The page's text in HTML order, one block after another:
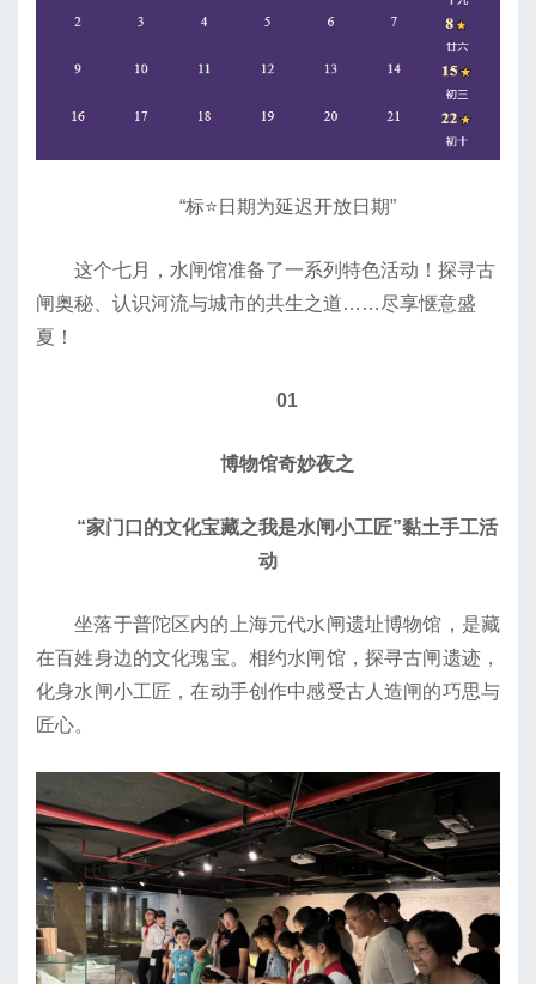
“标⭐日期为延迟开放日期”
这个七月，水闸馆准备了一系列特色活动！探寻古
闸奥秘、认识河流与城市的共生之道……尽享惬意盛
夏！
01
博物馆奇妙夜之
“家门口的文化宝藏之我是水闸小工匠”黏土手工活
动
坐落于普陀区内的上海元代水闸遗址博物馆，是藏
在百姓身边的文化瑰宝。相约水闸馆，探寻古闸遗迹，
化身水闸小工匠，在动手创作中感受古人造闸的巧思与
匠心。